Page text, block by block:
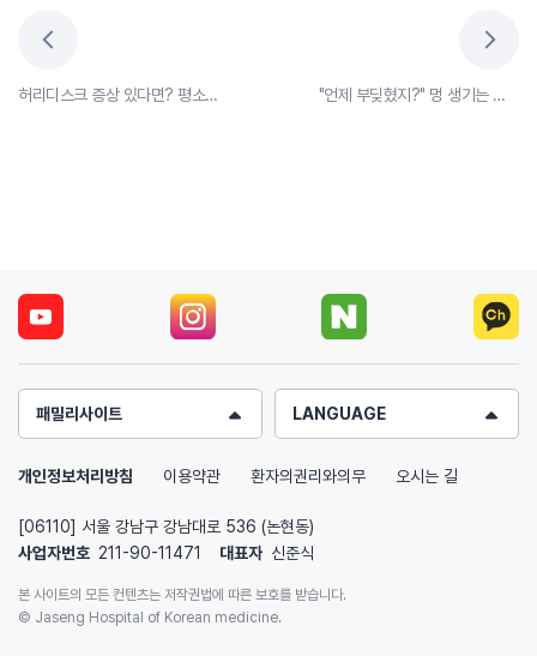
허리디스크 증상 있다면? 평소 챙겨드세요! 허리에 좋은 음식 "언제 부딪혔지?" 멍 생기는 이유와 멍 빨리 빼는 방법
패밀리사이트 LANGUAGE
개인정보처리방침 이용약관 환자의권리와의무 오시는 길
[06110] 서울 강남구 강남대로 536 (논현동)
사업자번호 211-90-11471 대표자 신준식
본 사이트의 모든 컨텐츠는 저작권법에 따른 보호를 받습니다.
© Jaseng Hospital of Korean medicine.